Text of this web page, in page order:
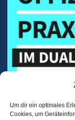
Um dir ein optimales
Cookies, um